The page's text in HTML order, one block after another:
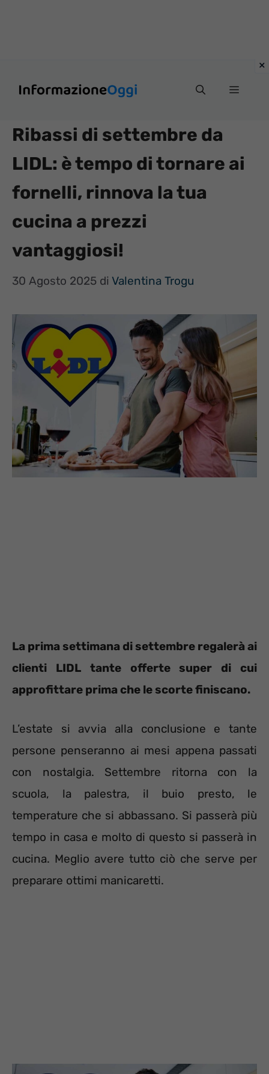
Menu
Ribassi di settembre da
LIDL: è tempo di tornare ai
fornelli, rinnova la tua
cucina a prezzi
vantaggiosi!
30 Agosto 2025 di Valentina Trogu
La prima settimana di settembre regalerà ai
clienti LIDL tante offerte super di cui
approfittare prima che le scorte finiscano.
L’estate si avvia alla conclusione e tante
persone penseranno ai mesi appena passati
con nostalgia. Settembre ritorna con la
scuola, la palestra, il buio presto, le
temperature che si abbassano. Si passerà più
tempo in casa e molto di questo si passerà in
cucina. Meglio avere tutto ciò che serve per
preparare ottimi manicaretti.